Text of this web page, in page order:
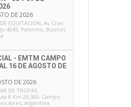
DE 2026
EQUITACIÓN, Av Cnel
4045, Palermo, Buenos
- EMTM CAMPO
16 DE AGOSTO DE
DE 2026
DE TROPAS
8 Km 26,500, Campo
Aires, Argentina